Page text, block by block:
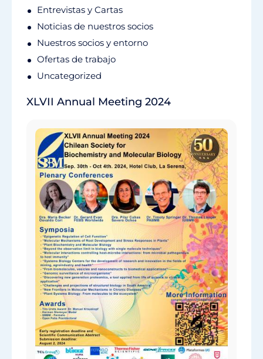
Entrevistas y Cartas
Noticias de nuestros socios
Nuestros socios y entorno
Ofertas de trabajo
Uncategorized
XLVII Annual Meeting 2024